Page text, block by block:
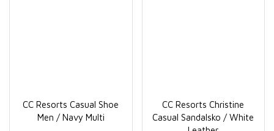
CC Resorts Casual Shoe
Men / Navy Multi
CC Resorts Christine
Casual Sandalsko / White